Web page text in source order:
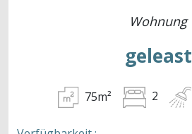
Wohnung
geleast
75m² 2